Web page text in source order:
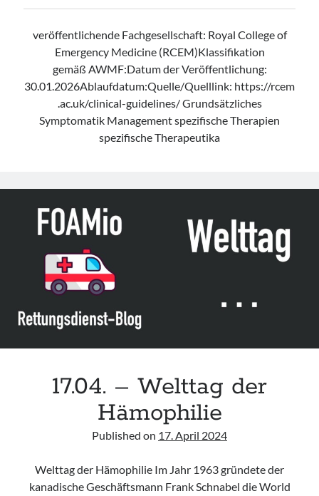
veröffentlichende Fachgesellschaft: Royal College of
Emergency Medicine (RCEM)Klassifikation
gemäß AWMF:Datum der Veröffentlichung:
30.01.2026Ablaufdatum:Quelle/Quelllink: https://rcem
.ac.uk/clinical-guidelines/ Grundsätzliches
Symptomatik Management spezifische Therapien
spezifische Therapeutika
17.04. – Welttag der
Hämophilie
Published on 17. April 2024
Welttag der Hämophilie Im Jahr 1963 gründete der
kanadische Geschäftsmann Frank Schnabel die World